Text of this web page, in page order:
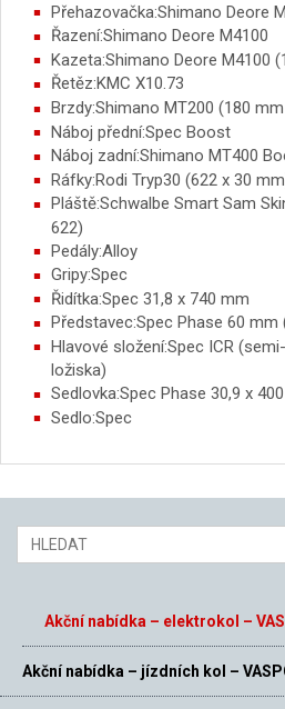
Přehazovačka:Shimano Deore
Řazení:Shimano Deore M4100
Kazeta:Shimano Deore M4100
Řetěz:KMC X10.73
Brzdy:Shimano MT200 (180
Náboj přední:Spec Boost
Náboj zadní:Shimano MT400
Ráfky:Rodi Tryp30 (622 x 30
Pláště:Schwalbe Smart Sam
622)
Pedály:Alloy
Gripy:Spec
Řidítka:Spec 31,8 x 740 mm
Představec:Spec Phase 60 mm
Hlavové složení:Spec ICR
ložiska)
Sedlovka:Spec Phase 30,9 x
Sedlo:Spec
Akční nabídka – elektrokol –
Akční nabídka – jízdních kol –